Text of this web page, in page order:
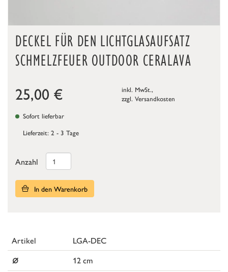
DECKEL FÜR DEN LICHTGLASAUFSATZ
SCHMELZFEUER OUTDOOR CERALAVA
25,00 €
inkl. MwSt.,
zzgl. Versandkosten
Sofort lieferbar
Lieferzeit: 2 - 3 Tage
Anzahl
In den Warenkorb
Artikel LGA-DEC
⌀
12 cm